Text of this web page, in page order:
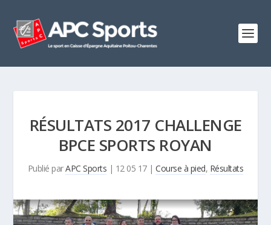
RÉSULTATS 2017 CHALLENGE
BPCE SPORTS ROYAN
Publié parAPC Sports | 12 05 17|Course à pied, Résultats